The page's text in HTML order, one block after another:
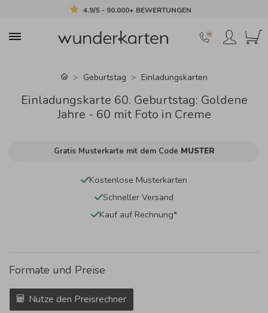
4.9/5 - 90.000+ BEWERTUNGEN
Geburtstag Einladungskarten
Einladungskarte 60. Geburtstag: Goldene
Jahre - 60 mit Foto in Creme
Gratis Musterkarte mit dem Code MUSTER
Kostenlose Musterkarten
Schneller Versand
Kauf auf Rechnung*
Formate und Preise
Nutze den Preisrechner